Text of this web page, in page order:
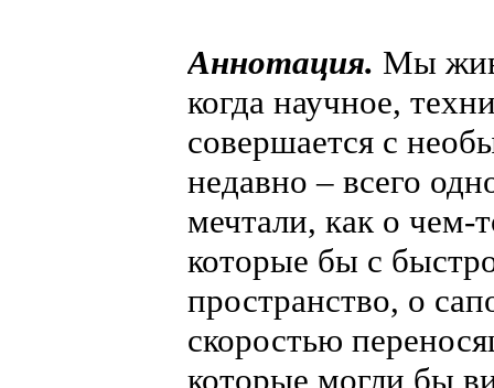
Аннотация. Мы
когда научное,
совершается с
недавно – всего
мечтали, как о чем-
которые бы с
пространство, о
скоростью
которые могли бы